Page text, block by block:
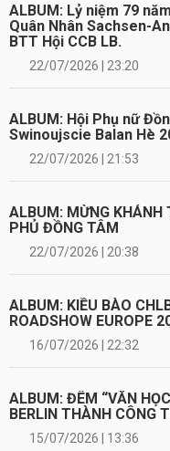
ALBUM: Lỷ niệm 79
Quân Nhân Sachsen-
BTT Hội CCB LB.
22/07/2026 | 23:20
ALBUM: Hội Phụ nữ
Swinoujscie Balan Hè
22/07/2026 | 21:53
ALBUM: MỪNG KHÁNH
PHỦ ĐỒNG TÂM
22/07/2026 | 20:38
ALBUM: KIỀU BÀO
ROADSHOW EUROPE
16/07/2026 | 22:32
ALBUM: ĐÊM “VĂN
BERLIN THÀNH CÔNG
15/07/2026 | 13:36